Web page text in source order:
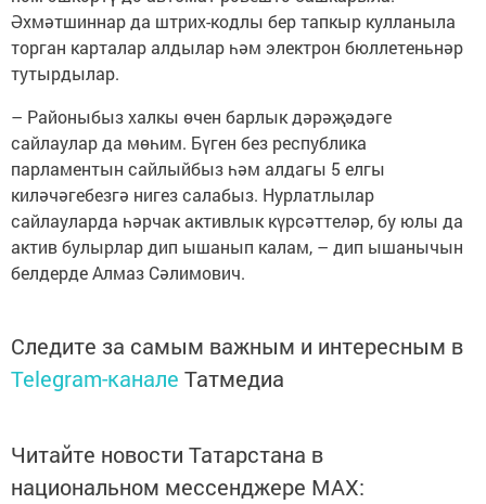
Әхмәтшиннар да штрих-кодлы бер тапкыр кулланыла
торган карталар алдылар һәм электрон бюллетеньнәр
тутырдылар.
– Районыбыз халкы өчен барлык дәрәҗәдәге
сайлаулар да мөһим. Бүген без республика
парламентын сайлыйбыз һәм алдагы 5 елгы
киләчәгебезгә нигез салабыз. Нурлатлылар
сайлауларда һәрчак активлык күрсәттеләр, бу юлы да
актив булырлар дип ышанып калам, – дип ышанычын
белдерде Алмаз Сәлимович.
Следите за самым важным и интересным в
Telegram-канале Татмедиа
Читайте новости Татарстана в
национальном мессенджере MАХ: